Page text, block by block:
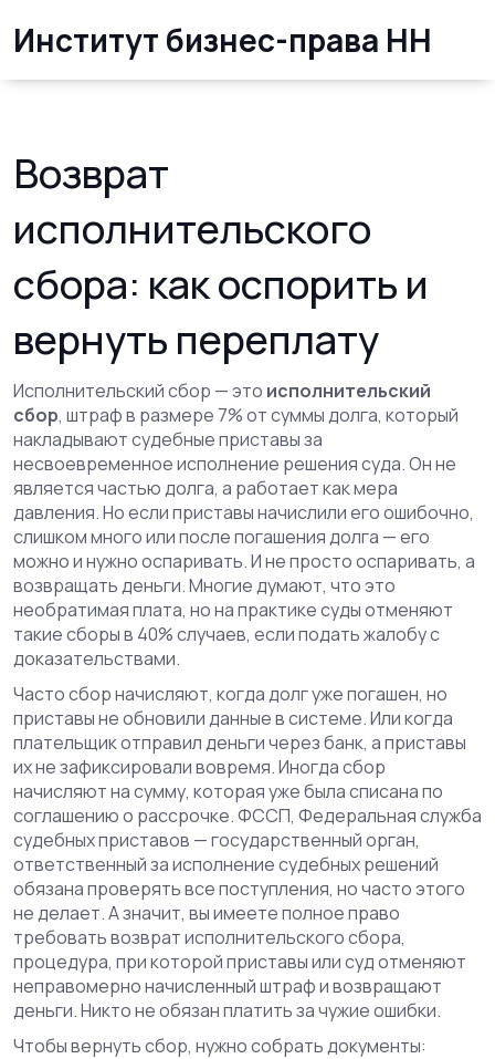
Институт бизнес-права НН
Возврат
исполнительского
сбора: как оспорить и
вернуть переплату
Исполнительский сбор — это исполнительский
сбор, штраф в размере 7% от суммы долга, который
накладывают судебные приставы за
несвоевременное исполнение решения суда. Он не
является частью долга, а работает как мера
давления. Но если приставы начислили его ошибочно,
слишком много или после погашения долга — его
можно и нужно оспаривать. И не просто оспаривать, а
возвращать деньги.Многие думают, что это
необратимая плата, но на практике суды отменяют
такие сборы в 40% случаев, если подать жалобу с
доказательствами.
Часто сбор начисляют, когда долг уже погашен, но
приставы не обновили данные в системе. Или когда
плательщик отправил деньги через банк, а приставы
их не зафиксировали вовремя. Иногда сбор
начисляют на сумму, которая уже была списана по
соглашению о рассрочке.ФССП, Федеральная служба
судебных приставов — государственный орган,
ответственный за исполнение судебных решений
обязана проверять все поступления, но часто этого
не делает. А значит, вы имеете полное право
требоватьвозврат исполнительского сбора,
процедура, при которой приставы или суд отменяют
неправомерно начисленный штраф и возвращают
деньги. Никто не обязан платить за чужие ошибки.
Чтобы вернуть сбор, нужно собрать документы: